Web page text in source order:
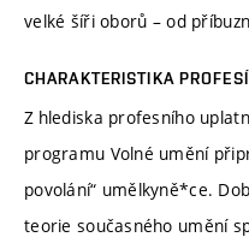
velké šíři oborů – od
CHARAKTERISTIKA PROFESÍ
Z hlediska profesního
programu Volné umění
povolání“ umělkyně*ce.
teorie současného umění